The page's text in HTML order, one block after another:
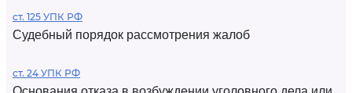
ст. 125 УПК РФ
Судебный порядок рассмотрения жалоб
ст. 24 УПК РФ